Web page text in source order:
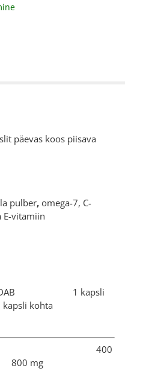
päevas koos piisava
pulber, omega-7, C-
vitamiin
SISALDAB 1 kapsli
kohta
pulber 400
mg